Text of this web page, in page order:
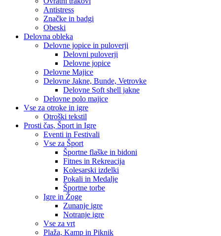
Antistress
Značke in badgi
Obeski
Delovna obleka
Delovne jopice in puloverji
Delovni puloverji
Delovne jopice
Delovne Majice
Delovne Jakne, Bunde, Vetrovke
Delovne Soft shell jakne
Delovne polo majice
Vse za otroke in igre
Otroški tekstil
Prosti čas, Šport in Igre
Eventi in Festivali
Vse za Šport
Športne flaške in bidoni
Fitnes in Rekreacija
Kolesarski izdelki
Pokali in Medalje
Športne torbe
Igre in Žoge
Zunanje igre
Notranje igre
Vse za vrt
Plaža, Kamp in Piknik